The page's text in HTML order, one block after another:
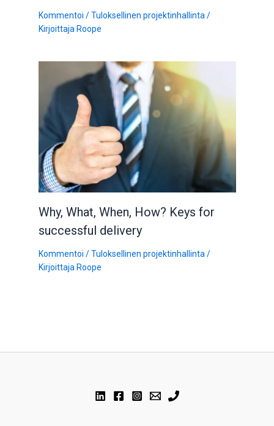
Kommentoi /Tuloksellinen projektinhallinta /
Kirjoittaja Roope
Why, What, When, How? Keys for
successful delivery
Kommentoi /Tuloksellinen projektinhallinta /
Kirjoittaja Roope